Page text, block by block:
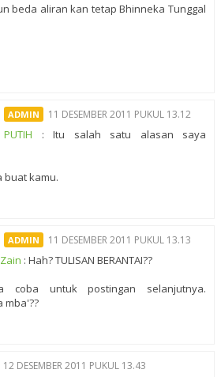
beda aliran kan tetap Bhinneka Tunggal
11 DESEMBER 2011 PUKUL 13.12
: Itu salah satu alasan saya
buat kamu.
11 DESEMBER 2011 PUKUL 13.13
: Hah? TULISAN BERANTAI??
coba untuk postingan selanjutnya.
mba'??
12 DESEMBER 2011 PUKUL 13.43